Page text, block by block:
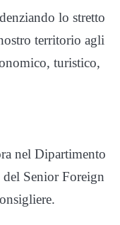
lo stretto
territorio agli
turistico,
nel Dipartimento
Senior Foreign